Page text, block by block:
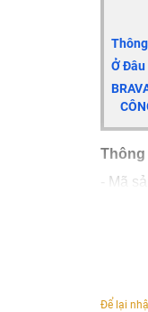
Ở Đâu
Thông
- Mã
Để lại